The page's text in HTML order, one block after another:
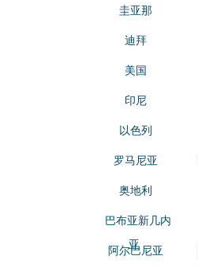
圭亚那
迪拜
美国
印尼
以色列
罗马尼亚
奥地利
巴布亚新几内
亚
阿尔巴尼亚